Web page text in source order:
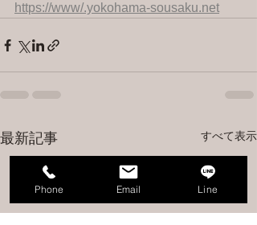
https://www/.yokohama-sousaku.net
最新記事 すべて表示
Phone Email Line